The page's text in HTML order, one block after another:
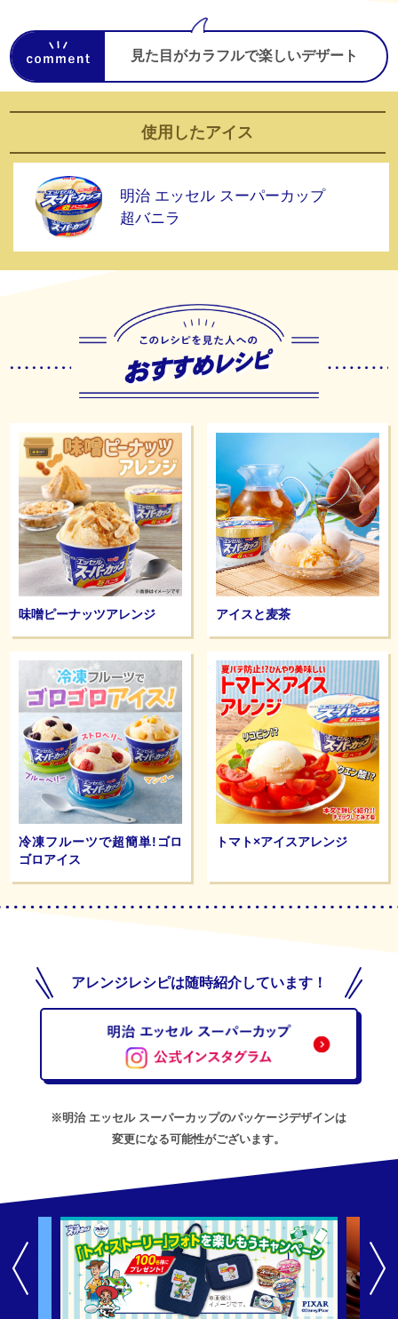
見た目がカラフルで楽しいデザート
使用したアイス
明治 エッセル スーパーカップ
超バニラ
味噌ピーナッツアレンジ アイスと麦茶
冷凍フルーツで超簡単!ゴロ
ゴロアイス
トマト×アイスアレンジ
アレンジレシピは随時紹介しています！
※明治 エッセル スーパーカップのパッケージデザインは
変更になる可能性がございます。